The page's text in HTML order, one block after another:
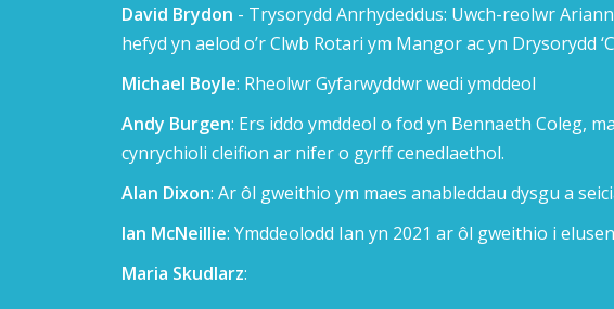
David Brydon - Trysorydd Anrhydeddus: Uwch-reolwr
hefyd yn aelod o’r Clwb Rotari ym Mangor ac yn Drysorydd
Michael Boyle: Rheolwr Gyfarwyddwr wedi ymddeol
Andy Burgen: Ers iddo ymddeol o fod yn Bennaeth Coleg,
cynrychioli cleifion ar nifer o gyrff cenedlaethol.
Alan Dixon: Ar ôl gweithio ym maes anableddau dysgu a
Ian McNeillie: Ymddeolodd Ian yn 2021 ar ôl gweithio i
Maria Skudlarz: